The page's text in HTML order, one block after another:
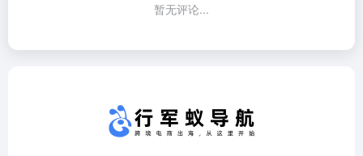
暂无评论...